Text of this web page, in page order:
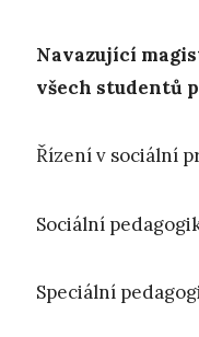
Navazující
všech studentů
Řízení v sociální
Sociální
Speciální